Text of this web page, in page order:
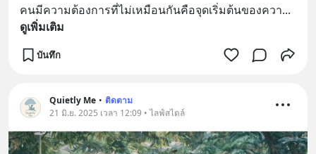
คนมีความต้องการที่ไม่เหมือนกันคือจุดเริ่มต้นของควา...
ดูเพิ่มเติม
บันทึก
Quietly Me • ติดตาม
21 มิ.ย. 2025 เวลา 12:09 • ไลฟ์สไตล์